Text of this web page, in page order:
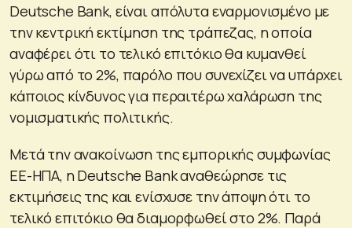
Deutsche Bank, είναι απόλυτα εναρμονισμένο με
την κεντρική εκτίμηση της τράπεζας, η οποία
αναφέρει ότι το τελικό επιτόκιο θα κυμανθεί
γύρω από το 2%, παρόλο που συνεχίζει να υπάρχει
κάποιος κίνδυνος για περαιτέρω χαλάρωση της
νομισματικής πολιτικής.
Μετά την ανακοίνωση της εμπορικής συμφωνίας
ΕΕ-ΗΠΑ, η Deutsche Bank αναθεώρησε τις
εκτιμήσεις της και ενίσχυσε την άποψη ότι το
τελικό επιτόκιο θα διαμορφωθεί στο 2%. Παρά